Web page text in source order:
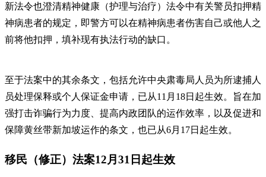
新法令也澄清精神健康（护理与治疗）法令中有关警员扣押精
神病患者的规定，即警方可以在精神病患者伤害自己或他人之
前将他扣押，填补现有执法行动的缺口。
至于法案中的其余条文，包括允许中央肃毒局人员为所逮捕人
员处理保释或个人保证金申请，已从11月18日起生效。旨在加
强打击诈骗行为力度、提高内政团队的运作效率，以及促进和
保障黄丝带新加坡运作的条文，也已从6月17日起生效。
移民（修正）法案12月31日起生效